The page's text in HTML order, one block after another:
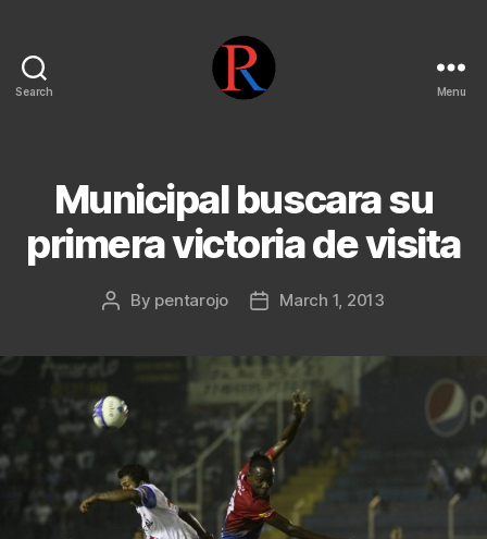
Search Menu
Municipal buscara su
primera victoria de visita
Post
By pentarojo
PostMarch 1, 2013